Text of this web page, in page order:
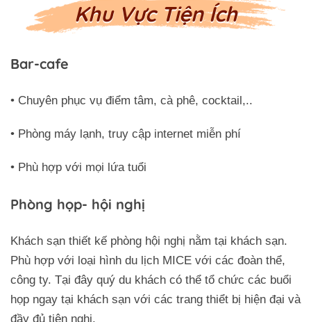
Khu Vực Tiện Ích
Bar-cafe
• Chuyên phục vụ điểm tâm, cà phê, cocktail,..
• Phòng máy lạnh, truy cập internet miễn phí
• Phù hợp với mọi lứa tuổi
Phòng họp- hội nghị
Khách sạn thiết kế phòng hội nghị nằm tại khách sạn.
Phù hợp với loại hình du lịch MICE với các đoàn thể,
công ty. Tại đây quý du khách có thể tổ chức các buổi
họp ngay tại khách sạn với các trang thiểt bị hiện đại và
đầy đủ tiện nghi.